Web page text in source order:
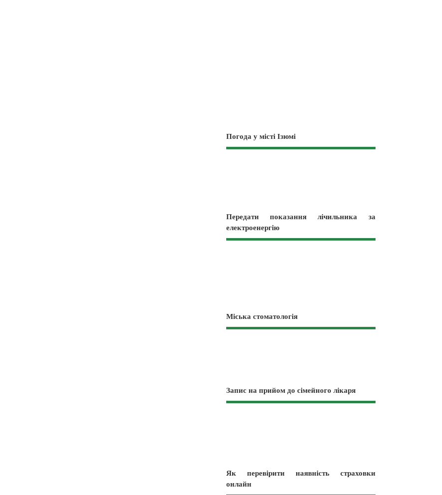
Погода у місті Ізюмі
Передати показання лічильника за
електроенергію
Міська стоматологія
Запис на прийом до сімейного лікаря
Як перевірити наявність страховки
онлайн